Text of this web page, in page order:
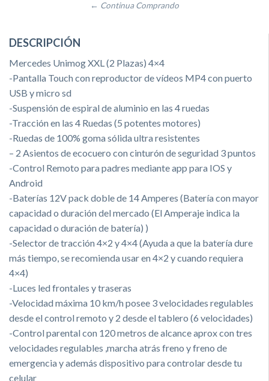
← Continua Comprando
DESCRIPCIÓN
Mercedes Unimog XXL (2 Plazas) 4×4
-Pantalla Touch con reproductor de vídeos MP4 con puerto
USB y micro sd
-Suspensión de espiral de aluminio en las 4 ruedas
-Tracción en las 4 Ruedas (5 potentes motores)
-Ruedas de 100% goma sólida ultra resistentes
– 2 Asientos de ecocuero con cinturón de seguridad 3 puntos
-Control Remoto para padres mediante app para IOS y
Android
-Baterías 12V pack doble de 14 Amperes (Batería con mayor
capacidad o duración del mercado (El Amperaje indica la
capacidad o duración de batería) )
-Selector de tracción 4×2 y 4×4 (Ayuda a que la batería dure
más tiempo, se recomienda usar en 4×2 y cuando requiera
4×4)
-Luces led frontales y traseras
-Velocidad máxima 10 km/h posee 3 velocidades regulables
desde el control remoto y 2 desde el tablero (6 velocidades)
-Control parental con 120 metros de alcance aprox con tres
velocidades regulables ,marcha atrás freno y freno de
emergencia y además dispositivo para controlar desde tu
celular